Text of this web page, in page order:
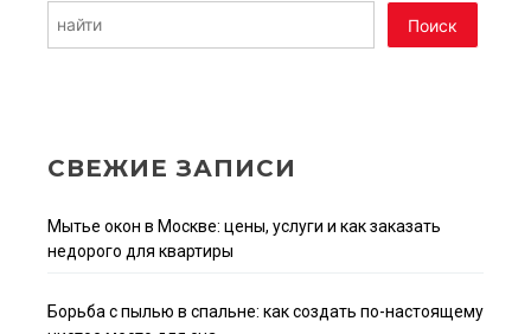
Поиск
СВЕЖИЕ ЗАПИСИ
Мытье окон в Москве: цены, услуги и как заказать
недорого для квартиры
Борьба с пылью в спальне: как создать по-настоящему